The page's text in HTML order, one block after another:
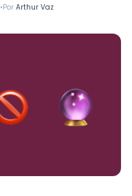
•Por Arthur Vaz